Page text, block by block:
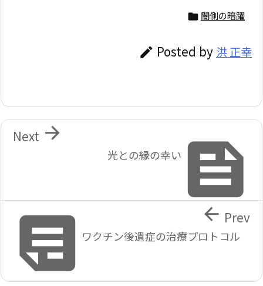
 闇側の暗躍
 Posted by 洪 正幸

光との縁の幸い

Next
ワクチン後遺症の治療プロトコル
 Prev